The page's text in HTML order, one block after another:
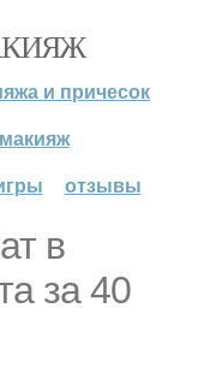
и причесок
отзывы
в
за 40